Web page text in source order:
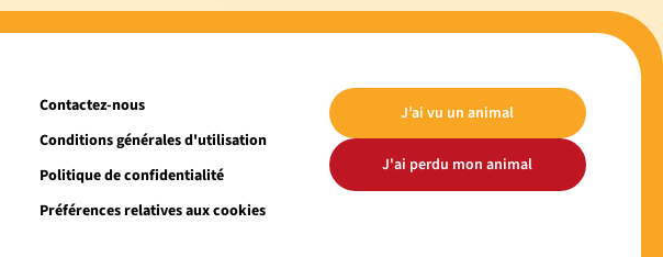
Contactez-nous
Conditions générales d'utilisation
Politique de confidentialité
Préférences relatives aux cookies
J’ai vu un animal
J'ai perdu mon animal